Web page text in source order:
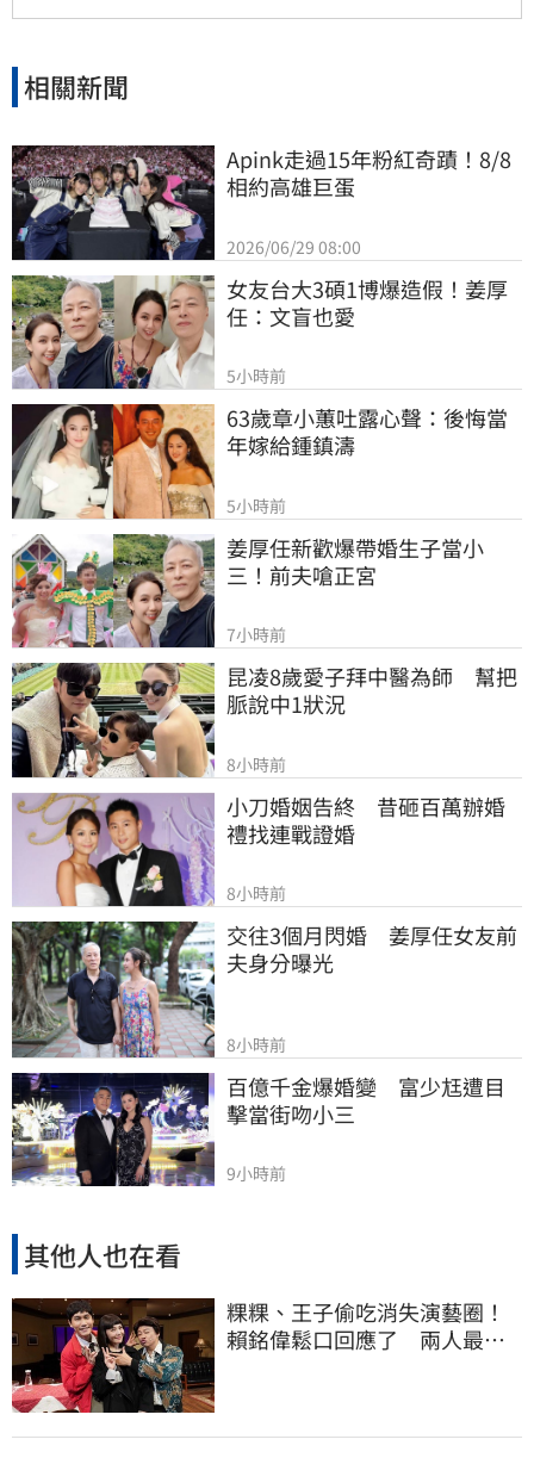
相關新聞
Apink走過15年粉紅奇蹟！8/8
相約高雄巨蛋
2026/06/29 08:00
女友台大3碩1博爆造假！姜厚
任：文盲也愛
5小時前
63歲章小蕙吐露心聲：後悔當
年嫁給鍾鎮濤
5小時前
姜厚任新歡爆帶婚生子當小
三！前夫嗆正宮
7小時前
昆凌8歲愛子拜中醫為師　幫把
脈說中1狀況
8小時前
小刀婚姻告終　昔砸百萬辦婚
禮找連戰證婚
8小時前
交往3個月閃婚　姜厚任女友前
夫身分曝光
8小時前
百億千金爆婚變　富少尪遭目
擊當街吻小三
9小時前
其他人也在看
粿粿、王子偷吃消失演藝圈！
賴銘偉鬆口回應了 兩人最新